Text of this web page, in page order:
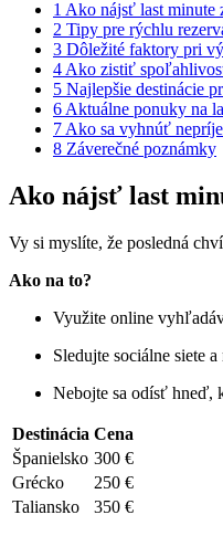
1 Ako nájsť last minute
2 Tipy pre rýchlu
3 Dôležité faktory pri
4 Ako zistiť
5 Najlepšie destinácie
6 Aktuálne ponuky na
7 Ako sa vyhnúť
8 Záverečné poznámky
Ako nájsť last
Vy si myslíte, že posledná
Ako na to?
Využite online
Sledujte sociálne siete
Nebojte sa odísť hneď,
Destinácia Cena
Španielsko 300 €
Grécko
250 €
Taliansko
350 €